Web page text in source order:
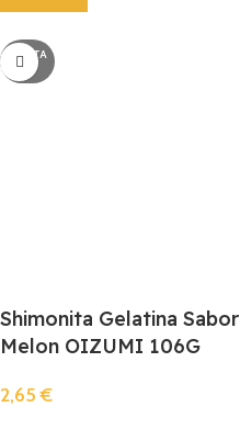
AGOTA
DO
Shimonita Gelatina Sabor
Melon OIZUMI 106G
2,65€